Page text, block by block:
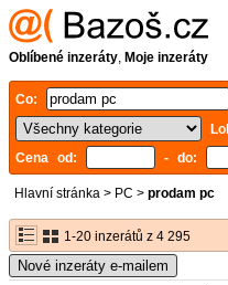
Oblíbené inzeráty, Moje inzeráty
Co:
Cena od:
- do:
Hlavní stránka > PC > prodam pc
1-20 inzerátů z 4 295
Nové inzeráty e-mailem